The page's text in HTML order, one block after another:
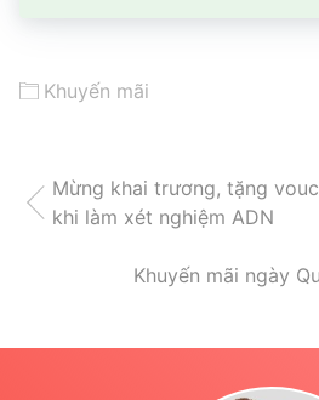
Khuyến mãi
Mừng khai trương, tặng
khi làm xét nghiệm ADN
Khuyến mãi ngày